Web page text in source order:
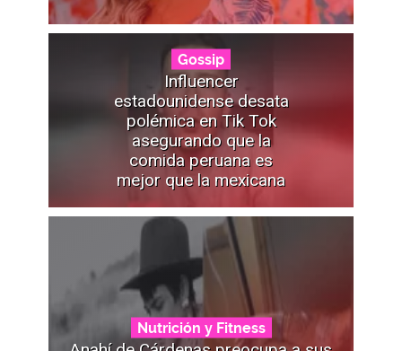
Gossip
Influencer
estadounidense desata
polémica en Tik Tok
asegurando que la
comida peruana es
mejor que la mexicana
Nutrición y Fitness